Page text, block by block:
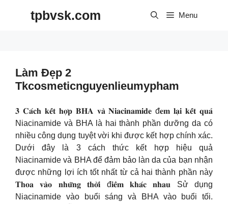
tpbvsk.com Menu
Làm Đẹp 2
Tkcosmeticnguyenlieumypham
𝟑 𝐂𝐚́𝐜𝐡 𝐤𝐞̂́𝐭 𝐡𝐨̛̣𝐩 𝐁𝐇𝐀 𝐯𝐚̀ 𝐍𝐢𝐚𝐜𝐢𝐧𝐚𝐦𝐢𝐝𝐞 đ𝐞𝐦 𝐥𝐚̣𝐢 𝐤𝐞̂́𝐭 𝐪𝐮𝐚̉
Niacinamide và BHA là hai thành phần dưỡng da có
nhiều công dụng tuyệt vời khi được kết hợp chính xác.
Dưới đây là 3 cách thức kết hợp hiệu quả
Niacinamide và BHA để đảm bảo làn da của bạn nhận
được những lợi ích tốt nhất từ cả hai thành phần này
𝐓𝐡𝐨𝐚 𝐯𝐚̀𝐨 𝐧𝐡𝐮̛̃𝐧𝐠 𝐭𝐡𝐨̛̀𝐢 đ𝐢𝐞̂̉𝐦 𝐤𝐡𝐚́𝐜 𝐧𝐡𝐚𝐮 Sử dụng
Niacinamide vào buổi sáng và BHA vào buổi tối.